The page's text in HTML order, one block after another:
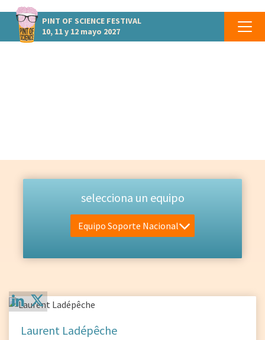
PINT OF SCIENCE FESTIVAL
10, 11 y 12 mayo 2027
selecciona un equipo
Equipo Soporte Nacional
Laurent Ladépêche